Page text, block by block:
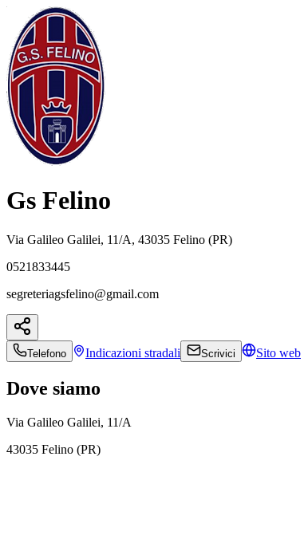
Gs Felino
Via Galileo Galilei, 11/A, 43035 Felino (PR)
0521833445
segreteriagsfelino@gmail.com
Telefono Indicazioni stradali Scrivici Sito web
Dove siamo
Via Galileo Galilei, 11/A
43035 Felino (PR)